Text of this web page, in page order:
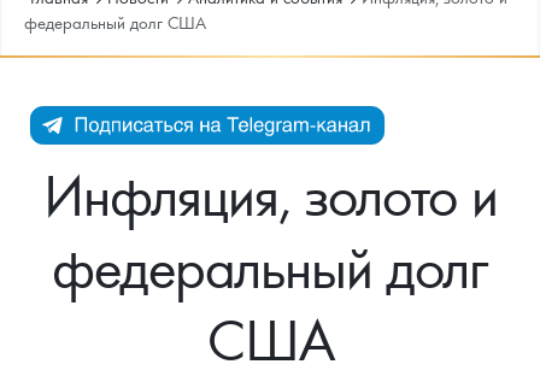
Каталог Монет
Инвестиционные монеты
Иностранные
Памятные монеты России и СССР
Монеты Царской России
Монеты стран мира после 1950г
Монеты и жетоны ЗМД
Инфо
Как сделать заказ
Доставка
Подбор монет
федеральный долг США
Инфляция, золото и
федеральный долг
США